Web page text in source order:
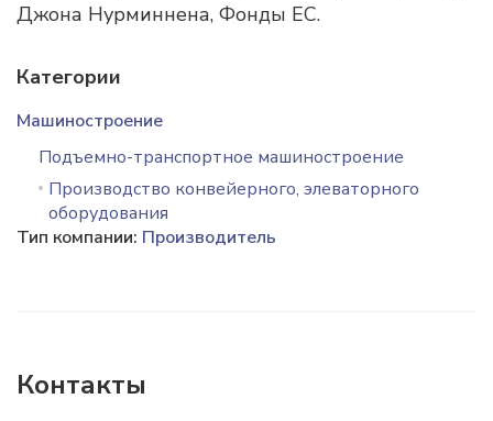
Джона Нурминнена, Фонды ЕС.
Категории
Машиностроение
Подъемно-транспортное машиностроение
Производство конвейерного, элеваторного
оборудования
Тип компании: Производитель
Контакты